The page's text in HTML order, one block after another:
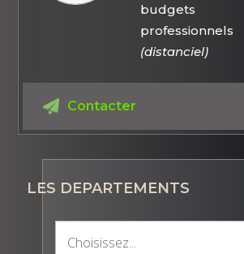
budgets
professionnels
(distanciel)
Contacter
LES DEPARTEMENTS